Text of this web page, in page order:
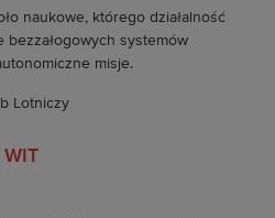
naukowe, którego działalność
bezzałogowych systemów
misje.